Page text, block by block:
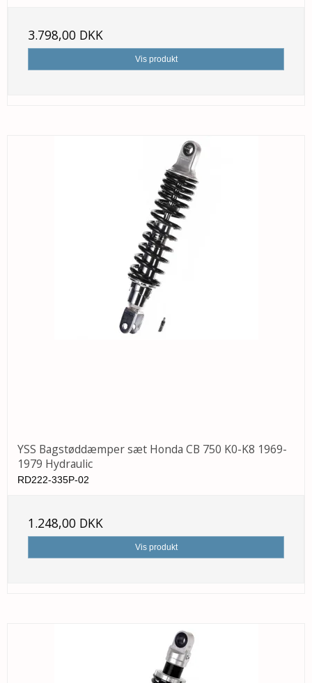
3.798,00 DKK
Vis produkt
YSS Bagstøddæmper sæt Honda CB 750 K0-K8 1969-
1979 Hydraulic
RD222-335P-02
1.248,00 DKK
Vis produkt